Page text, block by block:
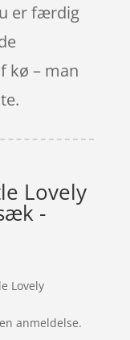
er færdig
kø – man
Lovely
-
Lovely
anmeldelse.